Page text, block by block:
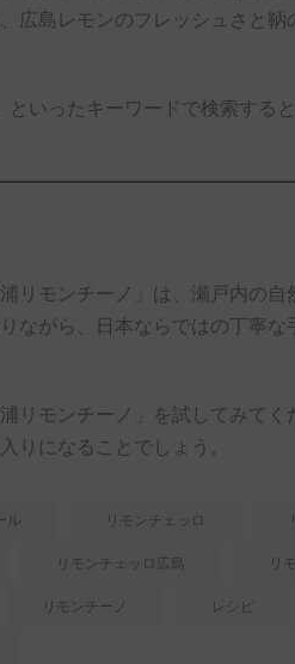
広島レモンのフレッシュさと
といったキーワードで検索する
リモンチーノ」は、瀬戸内の
ながら、日本ならではの丁寧
リモンチーノ」を試してみて
りになることでしょう。
ル リモンチェッロ
リモンチェッロ広島 リ
リモンチーノ レシピ